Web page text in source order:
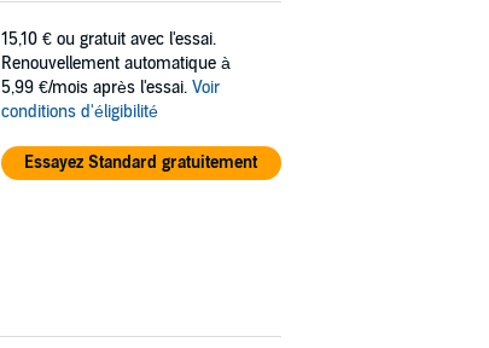
15,10 € ou gratuit avec l'essai.
Renouvellement automatique à
5,99 €/mois après l'essai. Voir
conditions d'éligibilité
Essayez Standard gratuitement